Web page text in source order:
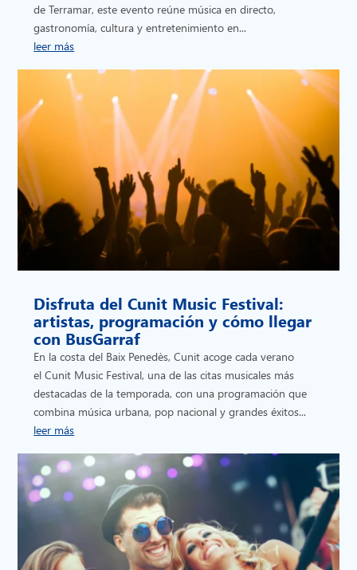
de Terramar, este evento reúne música en directo,
gastronomía, cultura y entretenimiento en...
leer más
Disfruta del Cunit Music Festival:
artistas, programación y cómo llegar
con BusGarraf
En la costa del Baix Penedès, Cunit acoge cada verano
el Cunit Music Festival, una de las citas musicales más
destacadas de la temporada, con una programación que
combina música urbana, pop nacional y grandes éxitos...
leer más